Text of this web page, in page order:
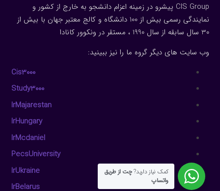
CIS Group پیشرو در زمینه اعزام دانشجو به خارج از کشور و
نمایندگی رسمی بیش از 100 دانشگاه و کالج معتبر جهان با بیش از
30 سال سابقه از سال 1990 ، مستقر در ونکوور کانادا
وب سایت های دیگر گروه ما را نیز ببینید:
Cis3000
Study3000
IrMajarestan
IrHungary
IrMcdaniel
PecsUniversity
IrUkraine
IrBelarus
کمک نیاز دارید?چت از طریق
واتساپ